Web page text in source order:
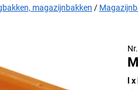
magazijnbakken
l